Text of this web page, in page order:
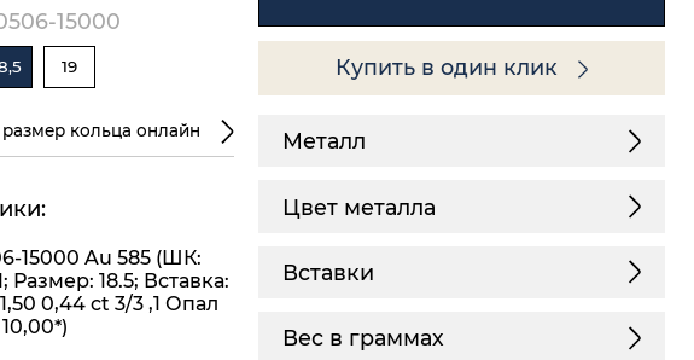
15000
19
кольца онлайн
15000 Au 585 (ШК:
Размер: 18.5; Вставка:
0,44 ct 3/3 ,1 Опал
Купить в один клик
Металл
Цвет металла
Вставки
Вес в граммах